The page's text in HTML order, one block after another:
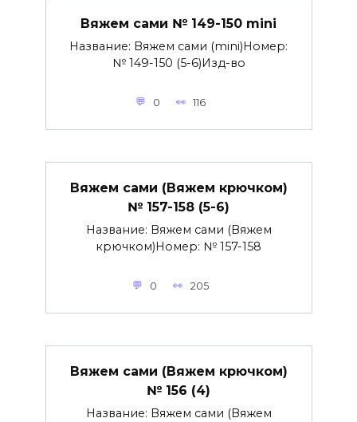
Вяжем сами № 149-150 mini
Название: Вяжем сами (mini)Номер:
№ 149-150 (5-6)Изд-во
0 116
Вяжем сами (Вяжем крючком)
№ 157-158 (5-6)
Название: Вяжем сами (Вяжем
крючком)Номер: № 157-158
0 205
Вяжем сами (Вяжем крючком)
№ 156 (4)
Название: Вяжем сами (Вяжем